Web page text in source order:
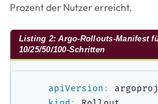
Prozent der Nutzer erreicht.
Listing 2: Argo-Rollouts-Manifest
10/25/50/100-Schritten
apiVersion :